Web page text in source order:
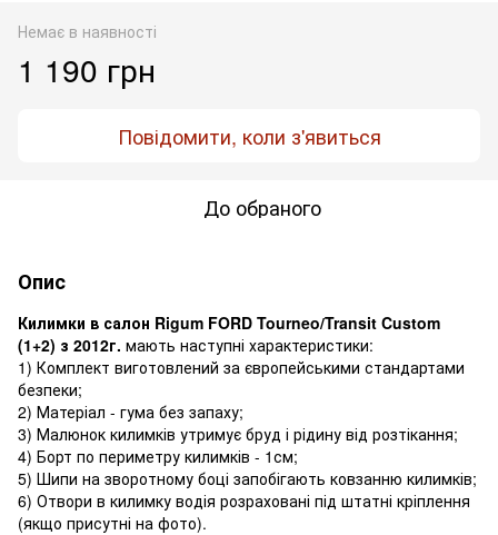
Немає в наявності
1 190 грн
Повідомити, коли з'явиться
До обраного
Опис
Килимки в салон Rigum FORD Tourneo/Transit Custom
(1+2) з 2012г. мають наступні характеристики:
1) Комплект виготовлений за європейськими стандартами
безпеки;
2) Матеріал - гума без запаху;
3) Малюнок килимків утримує бруд і рідину від розтікання;
4) Борт по периметру килимків - 1см;
5) Шипи на зворотному боці запобігають ковзанню килимків;
6) Отвори в килимку водія розраховані під штатні кріплення
(якщо присутні на фото).